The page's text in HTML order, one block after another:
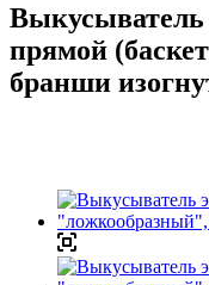
Выкусыватель
прямой
бранши